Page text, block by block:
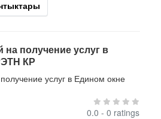
получение услуг в
КР
услуг в Едином окне
0.0 - 0 ratings